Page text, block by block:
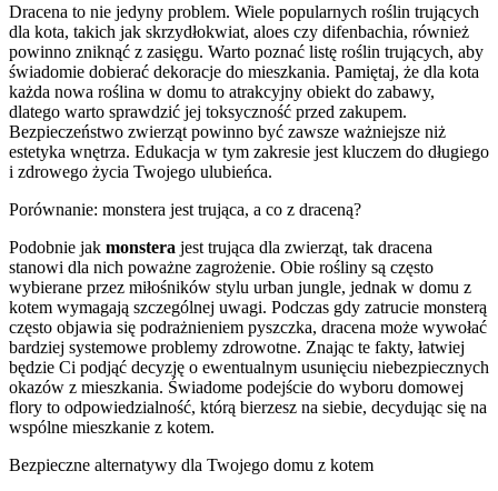
Dracena to nie jedyny problem. Wiele popularnych roślin trujących
dla kota, takich jak skrzydłokwiat, aloes czy difenbachia, również
powinno zniknąć z zasięgu. Warto poznać listę roślin trujących, aby
świadomie dobierać dekoracje do mieszkania. Pamiętaj, że dla kota
każda nowa roślina w domu to atrakcyjny obiekt do zabawy,
dlatego warto sprawdzić jej toksyczność przed zakupem.
Bezpieczeństwo zwierząt powinno być zawsze ważniejsze niż
estetyka wnętrza. Edukacja w tym zakresie jest kluczem do długiego
i zdrowego życia Twojego ulubieńca.
Porównanie: monstera jest trująca, a co z draceną?
Podobnie jak monstera jest trująca dla zwierząt, tak dracena
stanowi dla nich poważne zagrożenie. Obie rośliny są często
wybierane przez miłośników stylu urban jungle, jednak w domu z
kotem wymagają szczególnej uwagi. Podczas gdy zatrucie monsterą
często objawia się podrażnieniem pyszczka, dracena może wywołać
bardziej systemowe problemy zdrowotne. Znając te fakty, łatwiej
będzie Ci podjąć decyzję o ewentualnym usunięciu niebezpiecznych
okazów z mieszkania. Świadome podejście do wyboru domowej
flory to odpowiedzialność, którą bierzesz na siebie, decydując się na
wspólne mieszkanie z kotem.
Bezpieczne alternatywy dla Twojego domu z kotem